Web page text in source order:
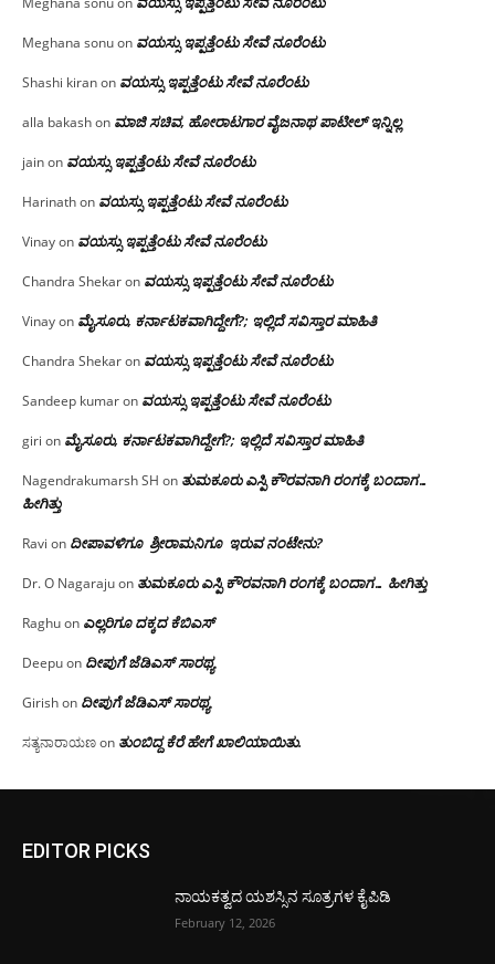
Meghana sonuon ವಯಸ್ಸು ಇಪ್ಪತ್ತೆಂಟು ಸೇವೆ ನೂರೆಂಟು
Shashi kiranon ವಯಸ್ಸು ಇಪ್ಪತ್ತೆಂಟು ಸೇವೆ ನೂರೆಂಟು
alla bakashon ಮಾಜಿ ಸಚಿವ, ಹೋರಾಟಗಾರ ವೈಜನಾಥ ಪಾಟೀಲ್ ಇನ್ನಿಲ್ಲ
jainon ವಯಸ್ಸು ಇಪ್ಪತ್ತೆಂಟು ಸೇವೆ ನೂರೆಂಟು
Harinathon ವಯಸ್ಸು ಇಪ್ಪತ್ತೆಂಟು ಸೇವೆ ನೂರೆಂಟು
Vinayon ವಯಸ್ಸು ಇಪ್ಪತ್ತೆಂಟು ಸೇವೆ ನೂರೆಂಟು
Chandra Shekaron ವಯಸ್ಸು ಇಪ್ಪತ್ತೆಂಟು ಸೇವೆ ನೂರೆಂಟು
Vinayon ಮೈಸೂರು, ಕರ್ನಾಟಕವಾಗಿದ್ದೇಗೆ?; ಇಲ್ಲಿದೆ ಸವಿಸ್ತಾರ ಮಾಹಿತಿ
Chandra Shekaron ವಯಸ್ಸು ಇಪ್ಪತ್ತೆಂಟು ಸೇವೆ ನೂರೆಂಟು
Sandeep kumaron ವಯಸ್ಸು ಇಪ್ಪತ್ತೆಂಟು ಸೇವೆ ನೂರೆಂಟು
giri on ಮೈಸೂರು, ಕರ್ನಾಟಕವಾಗಿದ್ದೇಗೆ?; ಇಲ್ಲಿದೆ ಸವಿಸ್ತಾರ ಮಾಹಿತಿ
Nagendrakumarsh SH on ತುಮಕೂರು ಎಸ್ಪಿ ಕೌರವನಾಗಿ ರಂಗಕ್ಕೆ ಬಂದಾಗ…
ಹೀಗಿತ್ತು
Ravi on ದೀಪಾವಳಿಗೂ ಶ್ರೀರಾಮನಿಗೂ ಇರುವ ನಂಟೇನು?
Dr. O Nagarajuon ತುಮಕೂರು ಎಸ್ಪಿ ಕೌರವನಾಗಿ ರಂಗಕ್ಕೆ ಬಂದಾಗ… ಹೀಗಿತ್ತು
Raghuon ಎಲ್ಲರಿಗೂ ದಕ್ಕದ ಕೆಬಿಎಸ್
Deepuon ದೀಪುಗೆ ಜೆಡಿಎಸ್ ಸಾರಥ್ಯ
Girishon ದೀಪುಗೆ ಜೆಡಿಎಸ್ ಸಾರಥ್ಯ
ಸತ್ಯನಾರಾಯಣon ತುಂಬಿದ್ದ ಕೆರೆ ಹೇಗೆ ಖಾಲಿಯಾಯಿತು.
EDITOR PICKS
ನಾಯಕತ್ವದ ಯಶಸ್ಸಿನ ಸೂತ್ರಗಳ ಕೈಪಿಡಿ
February 12, 2026